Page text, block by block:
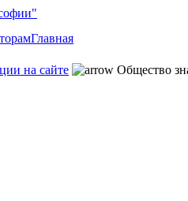
Главная
на сайте Общество